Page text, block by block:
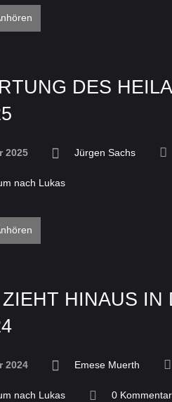
DES
2025 Jürgen Sachs
nach Lukas
HINAUS IN
2024 Emese Muerth
nach Lukas 0